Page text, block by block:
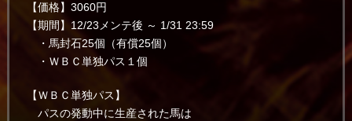
【価格】3060円
【期間】12/23メンテ後 ～ 1/31 23:59
・馬封石25個（有償25個）
・ＷＢＣ単独パス１個
【ＷＢＣ単独パス】
パスの発動中に生産された馬は